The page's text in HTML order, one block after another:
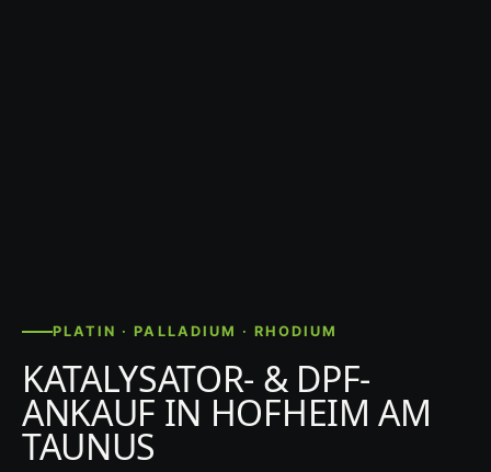
PLATIN · PALLADIUM · RHODIUM
KATALYSATOR- & DPF-
ANKAUF IN HOFHEIM AM
TAUNUS